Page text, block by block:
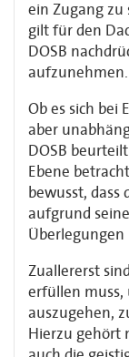
ein Zugang zu
gilt für den
DOSB
aufzunehmen.
Ob es sich bei
aber
DOSB
Ebene
bewusst, dass
aufgrund
Zuallererst
erfüllen muss,
auszugehen,
Hierzu gehört